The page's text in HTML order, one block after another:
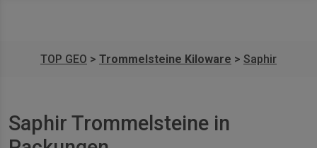
TOP GEO > Trommelsteine Kiloware > Saphir
Saphir Trommelsteine in